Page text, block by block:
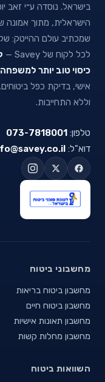
הישראלית, מתוך
שמכתיב עולם ההייטק:
לכל לקוח של Savey —
כיסוי טוב יותר למשפחה
אישי, בדיקת כפל
וללא התחייבות.
טלפון: 073-7818001
דוא"ל:
מחשבוני ביטוח
מחשבון ביטוח בריאות
מחשבון ביטוח חיים
מחשבון תאונות אישיות
מחשבון מחלות קשות
השוואות ביטוח